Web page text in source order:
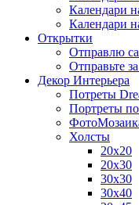
Календари
Календари
Открытки
Отправлю
Отправьте
Декор Интерьера
Потреты
Портреты
Холсты
20х20
20х30
30х30
30х40